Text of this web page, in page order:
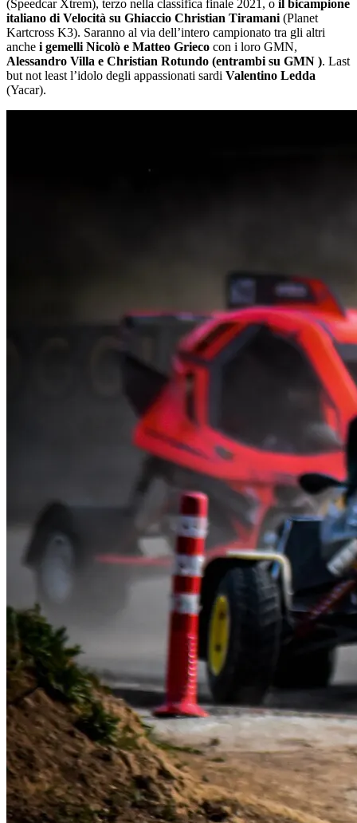
(Speedcar Xtrem), terzo nella classifica finale 2021, o il bicampione
italiano di Velocità su Ghiaccio Christian Tiramani (Planet
Kartcross K3). Saranno al via dell’intero campionato tra gli altri
anche i gemelli Nicolò e Matteo Grieco con i loro GMN,
Alessandro Villa e Christian Rotundo (entrambi su GMN ). Last
but not least l’idolo degli appassionati sardi Valentino Ledda
(Yacar).